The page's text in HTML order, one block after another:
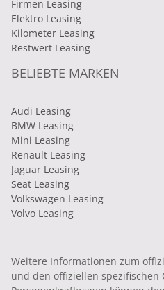
Firmen Leasing
Elektro Leasing
Kilometer Leasing
Restwert Leasing
BELIEBTE MARKEN
Audi Leasing
BMW Leasing
Mini Leasing
Renault Leasing
Jaguar Leasing
Seat Leasing
Volkswagen Leasing
Volvo Leasing
Weitere Informationen zum
und den offiziellen spezifischen